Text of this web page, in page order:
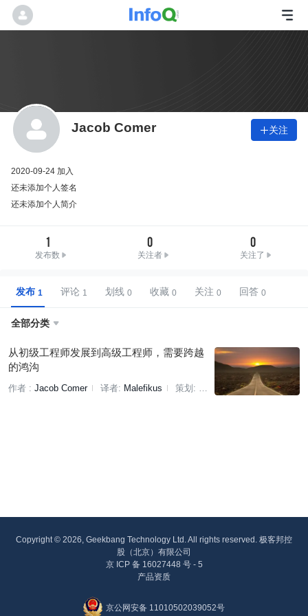
Jacob Comer 关注
2020-09-24 加入
还未添加个人签名
还未添加个人简介
1
发布数
0
关注者
0
关注了
发布 评论 划线 收藏 关注 回答
全部分类 
从初级工程师发展到高级工程师，需要跨越
的鸿沟
作者 : Jacob Comer 译者: Malefikus
策划:
Copyright © 2026, Geekbang Technology Ltd. All rights reserved. 极客邦控
股（北京）有限公司
京 ICP 备 16027448 号 - 5
产品资质
京公网安备 11010502039052号